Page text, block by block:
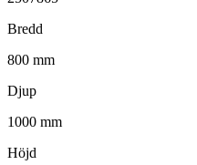
Bredd
800 mm
Djup
1000 mm
Höjd